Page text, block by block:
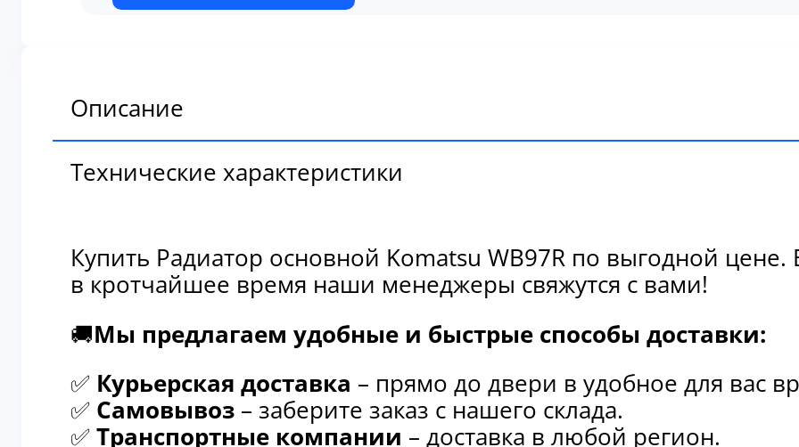
Описание
Технические характеристики
Купить Радиатор основной Komatsu WB97R по выгодной
в кротчайшее время наши менеджеры свяжутся с вами!
🚚Мы предлагаем удобные и быстрые способы доставки:
✅ Курьерская доставка – прямо до двери в удобное для вас
✅ Самовывоз – заберите заказ с нашего склада.
✅ Транспортные компании – доставка в любой регион.